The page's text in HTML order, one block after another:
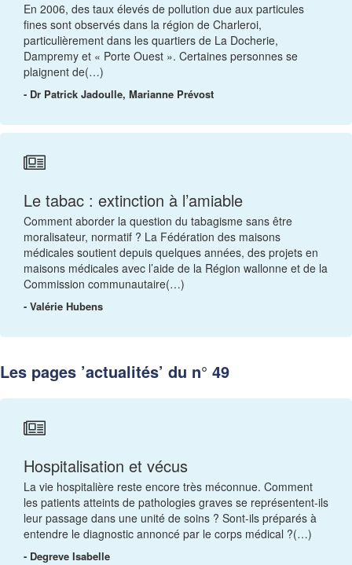
En 2006, des taux élevés de pollution due aux particules
fines sont observés dans la région de Charleroi,
particulièrement dans les quartiers de La Docherie,
Dampremy et « Porte Ouest ». Certaines personnes se
plaignent de(…)
- Dr Patrick Jadoulle, Marianne Prévost
Le tabac : extinction à l’amiable
Comment aborder la question du tabagisme sans être
moralisateur, normatif ? La Fédération des maisons
médicales soutient depuis quelques années, des projets en
maisons médicales avec l’aide de la Région wallonne et de la
Commission communautaire(…)
- Valérie Hubens
Les pages ’actualités’ du n° 49
Hospitalisation et vécus
La vie hospitalière reste encore très méconnue. Comment
les patients atteints de pathologies graves se représentent-ils
leur passage dans une unité de soins ? Sont-ils préparés à
entendre le diagnostic annoncé par le corps médical ?(…)
- Degreve Isabelle